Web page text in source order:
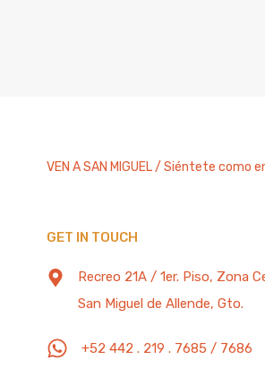
VEN A SAN MIGUEL / Siéntete como
GET IN TOUCH
Recreo 21A / 1er. Piso, Zona
San Miguel de Allende, Gto.
+52 442 . 219 . 7685 / 7686